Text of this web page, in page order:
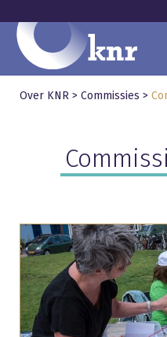
Over KNR > Commissies >